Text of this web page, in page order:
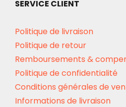
SERVICE CLIENT
Politique de livraison
Politique de retour
Remboursements &
Politique de confidentialité
Conditions générales de
Informations de livraison